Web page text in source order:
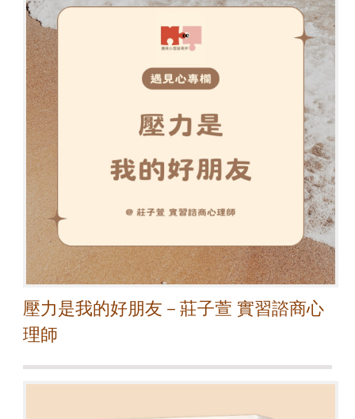
壓力是我的好朋友－莊子萱 實習諮商心
理師